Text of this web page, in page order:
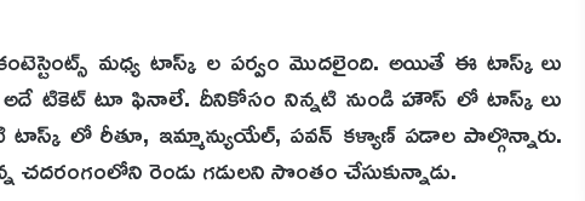
మధ్య టాస్క్ ల పర్వం మొదలైంది. అయితే ఈ టాస్క్ లు
అదే టికెట్ టూ ఫినాలే. దీనికోసం నిన్నటి నుండి హౌస్ లో టాస్క్ లు‌
లో రీతూ, ఇమ్మాన్యుయేల్, పవన్ కళ్యాణ్ పడాల పాల్గొన్నారు.‌
చదరంగంలోని రెండు గడులని సొంతం చేసుకున్నాడు.